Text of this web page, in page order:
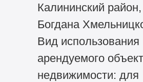
Калининский
Богдана
Вид использования
арендуемого
недвижимости: для